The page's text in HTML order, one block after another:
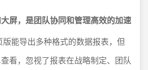
屏，是团队协同和管理高效的加速
版能导出多种格式的数据报表，但
看，忽视了报表在战略制定、团队